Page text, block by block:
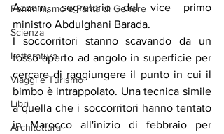
Femminismo e Parità di Genere
Scienza
Letteratura
Viaggi e Turismo
Libri
Architettura
Azzam, segretario del vice primo
ministro Abdulghani Barada.
I soccorritori stanno scavando da un
fosso aperto ad angolo in superficie per
cercare di raggiungere il punto in cui il
bimbo è intrappolato. Una tecnica simile
a quella che i soccorritori hanno tentato
in Marocco all'inizio di febbraio per